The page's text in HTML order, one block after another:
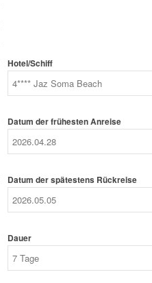
Hotel/Schiff
Datum der frühesten Anreise
Datum der spätestens Rückreise
Dauer